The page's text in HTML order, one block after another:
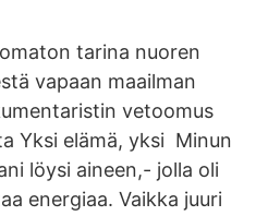
tarina nuoren
vapaan maailman
vetoomus
Yksi elämä, yksi Minun
löysi aineen,- jolla oli
energiaa. Vaikka juuri